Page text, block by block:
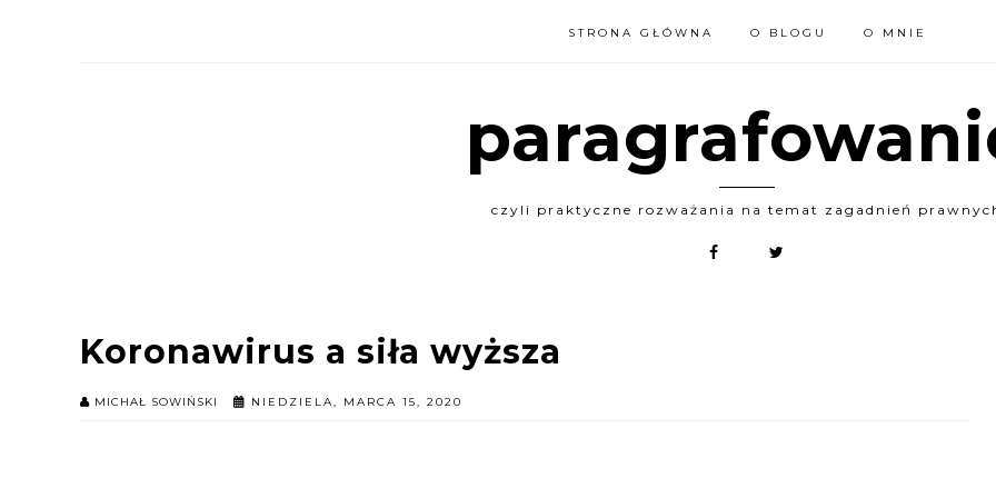
STRONA GŁÓWNA O BLOGU O MNIE
czyli praktyczne rozważania na temat zagadnień
Koronawirus a siła wyższa
MICHAŁ SOWIŃSKI NIEDZIELA, MARCA 15, 2020